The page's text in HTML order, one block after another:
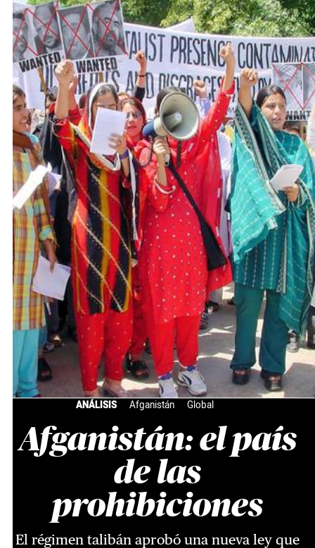
ANÁLISIS Afganistán Global
Afganistán: el país
de las
prohibiciones
El régimen talibán aprobó una nueva ley que